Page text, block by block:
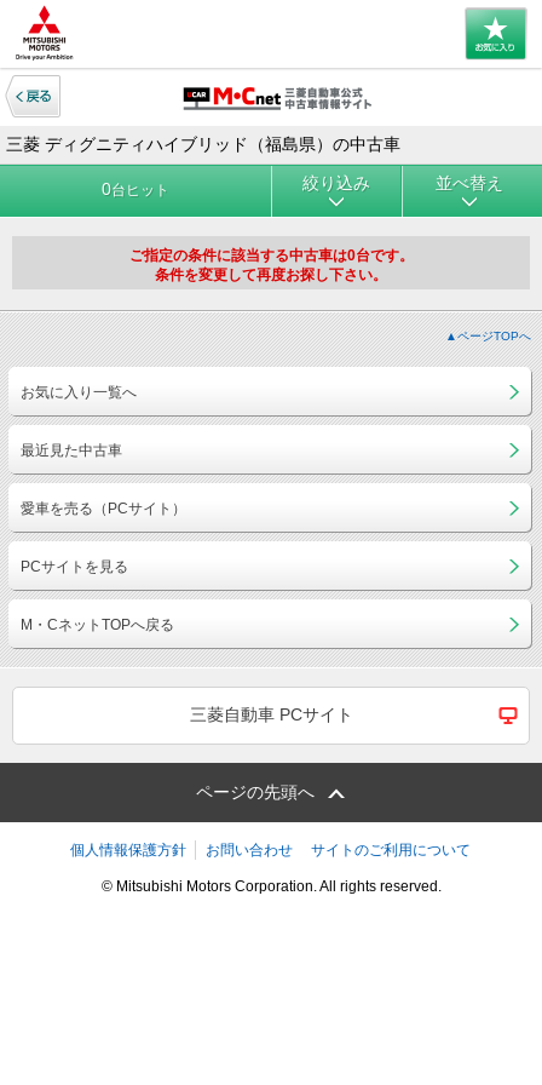
三菱 ディグニティハイブリッド（福島県）の中古車
0台ヒット 絞り込み 並べ替え
ご指定の条件に該当する中古車は0台です。
条件を変更して再度お探し下さい。
▲ページTOPへ
お気に入り一覧へ
最近見た中古車
愛車を売る（PCサイト）
PCサイトを見る
M・CネットTOPへ戻る
三菱自動車 PCサイト
ページの先頭へ
個人情報保護方針 お問い合わせ サイトのご利用について
© Mitsubishi Motors Corporation. All rights reserved.